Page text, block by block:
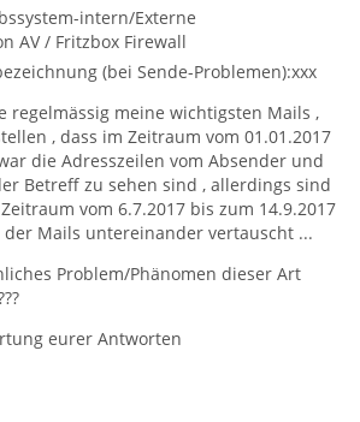
intern/Externe
AV / Fritzbox Firewall
(bei Sende-Problemen):xxx
regelmässig meine wichtigsten Mails ,
, dass im Zeitraum vom 01.01.2017
die Adresszeilen vom Absender und
Betreff zu sehen sind , allerdings sind
vom 6.7.2017 bis zum 14.9.2017
Mails untereinander vertauscht ...
Problem/Phänomen dieser Art
eurer Antworten